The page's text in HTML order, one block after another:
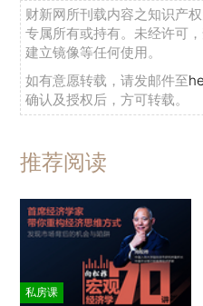
财新网所刊载内容之知识产
专属所有或持有。未经许可
建立镜像等任何使用。
如有意愿转载，请发邮件至
确认及授权后，方可转载。
推荐阅读
私房课